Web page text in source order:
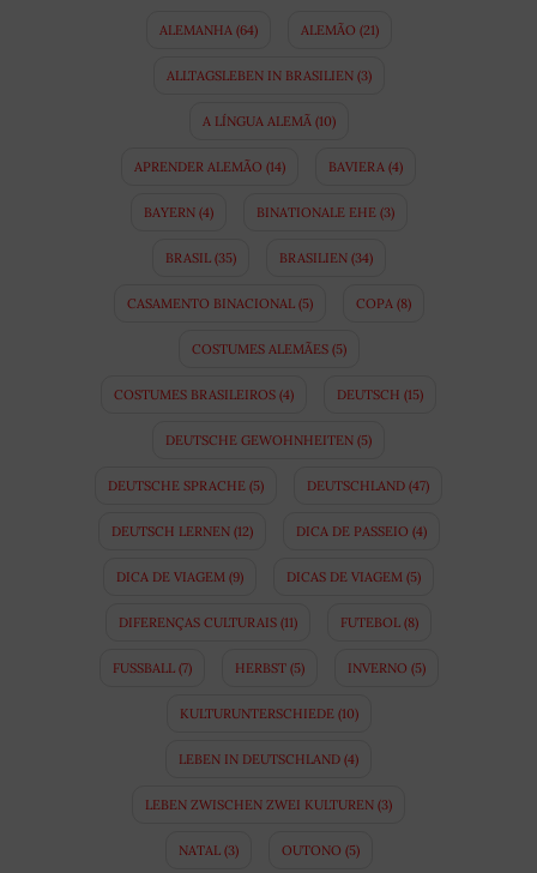
ALEMANHA(64) ALEMÃO (21)
ALLTAGSLEBEN IN BRASILIEN(3)
A LÍNGUA ALEMÃ(10)
APRENDER ALEMÃO (14) BAVIERA (4)
BAYERN(4) BINATIONALE EHE(3)
BRASIL(35) BRASILIEN(34)
CASAMENTO BINACIONAL(5) COPA(8)
COSTUMES ALEMÃES(5)
COSTUMES BRASILEIROS (4) DEUTSCH (15)
DEUTSCHE GEWOHNHEITEN (5)
DEUTSCHE SPRACHE (5) DEUTSCHLAND (47)
DEUTSCH LERNEN(12) DICA DE PASSEIO (4)
DICA DE VIAGEM (9) DICAS DE VIAGEM (5)
DIFERENÇAS CULTURAIS (11) FUTEBOL (8)
FUSSBALL (7) HERBST(5) INVERNO (5)
KULTURUNTERSCHIEDE(10)
LEBEN IN DEUTSCHLAND (4)
LEBEN ZWISCHEN ZWEI KULTUREN (3)
NATAL(3) OUTONO (5)